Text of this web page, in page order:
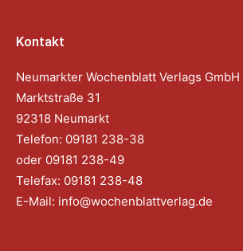
Kontakt
Neumarkter Wochenblatt Verlags
Marktstraße 31
92318 Neumarkt
Telefon: 09181 238-38
oder 09181 238-49
Telefax: 09181 238-48
E-Mail: info@wochenblattverlag.de